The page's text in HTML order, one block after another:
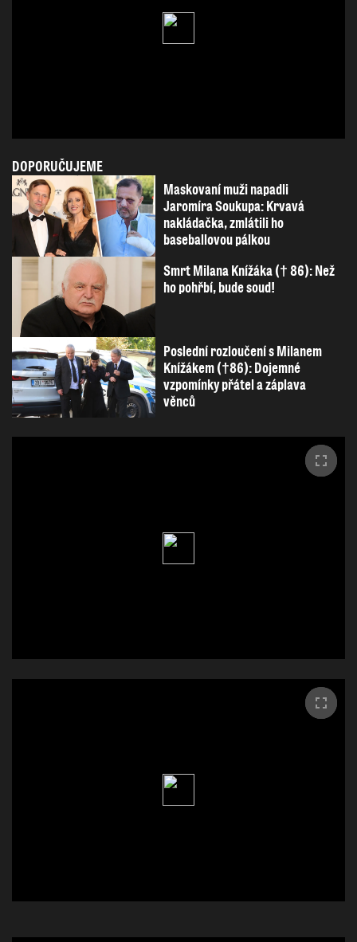
DOPORUČUJEME
Maskovaní muži napadli
Jaromíra Soukupa: Krvavá
nakládačka, zmlátili ho
baseballovou pálkou
Smrt Milana Knížáka († 86): Než
ho pohřbí, bude soud!
Poslední rozloučení s Milanem
Knížákem (†86): Dojemné
vzpomínky přátel a záplava
věnců